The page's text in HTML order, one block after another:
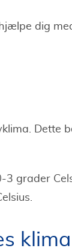
dig
Dette
3 grader
klima